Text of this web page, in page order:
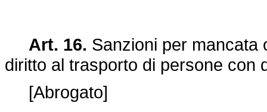
Art. 16. Sanzioni per mancata
diritto al trasporto di persone con
[Abrogato]